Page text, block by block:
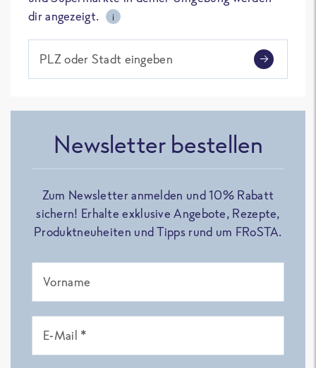
dir angezeigt.
i
PLZ oder Stadt eingeben
Newsletter bestellen
Zum Newsletter anmelden und 10% Rabatt
sichern! Erhalte exklusive Angebote, Rezepte,
Produktneuheiten und Tipps rund um FRoSTA.
Vorname
E-Mail *